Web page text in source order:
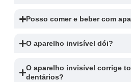
Posso comer e beber com
O aparelho invisível dói?
O aparelho invisível corrige
dentários?